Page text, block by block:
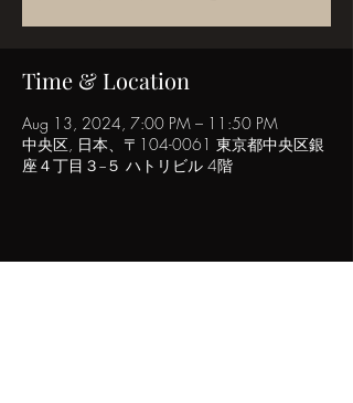
Time & Location
Aug 13, 2024, 7:00 PM – 11:50 PM
中央区, 日本、〒104-0061 東京都中央区銀
座４丁目３−５ ハトリビル 4階